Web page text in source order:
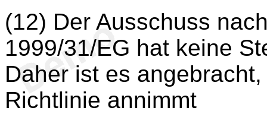
(12) Der Ausschuss
1999/31/EG hat keine
Daher ist es
Richtlinie annimmt